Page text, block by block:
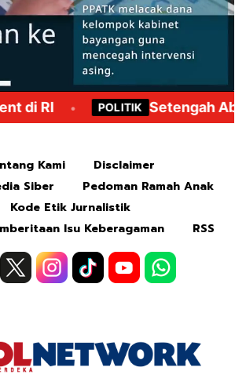
Kami
Disclaimer
Siber
Pedoman Ramah Anak
Kode Etik Jurnalistik
Isu Keberagaman
RSS